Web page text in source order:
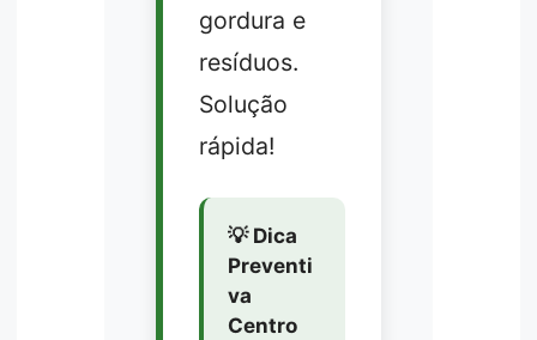
gordura e
resíduos.
Solução
rápida!
💡 Dica
Preventi
va
Centro